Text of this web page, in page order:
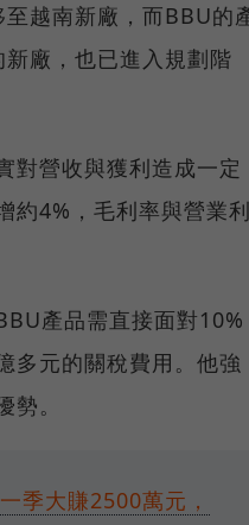
越南新廠，而BBU的
廠，也已進入規劃階
對營收與獲利造成一定
約4%，毛利率與營業
產品需直接面對10%
多元的關稅費用。他強
。
季大賺2500萬元，